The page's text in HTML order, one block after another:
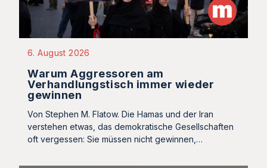
6. August 2026
Warum Aggressoren am
Verhandlungstisch immer wieder
gewinnen
Von Stephen M. Flatow. Die Hamas und der Iran
verstehen etwas, das demokratische Gesellschaften
oft vergessen: Sie müssen nicht gewinnen,…